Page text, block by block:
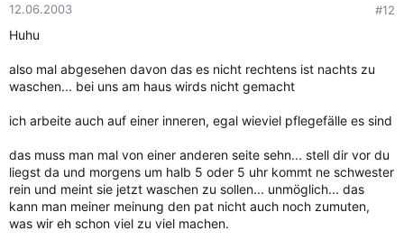
12.06.2003 #12
Huhu
also mal abgesehen davon das es nicht rechtens ist nachts zu
waschen... bei uns am haus wirds nicht gemacht
ich arbeite auch auf einer inneren, egal wieviel pflegefälle es sind
das muss man mal von einer anderen seite sehn... stell dir vor du
liegst da und morgens um halb 5 oder 5 uhr kommt ne schwester
rein und meint sie jetzt waschen zu sollen... unmöglich... das
kann man meiner meinung den pat nicht auch noch zumuten,
was wir eh schon viel zu viel machen.